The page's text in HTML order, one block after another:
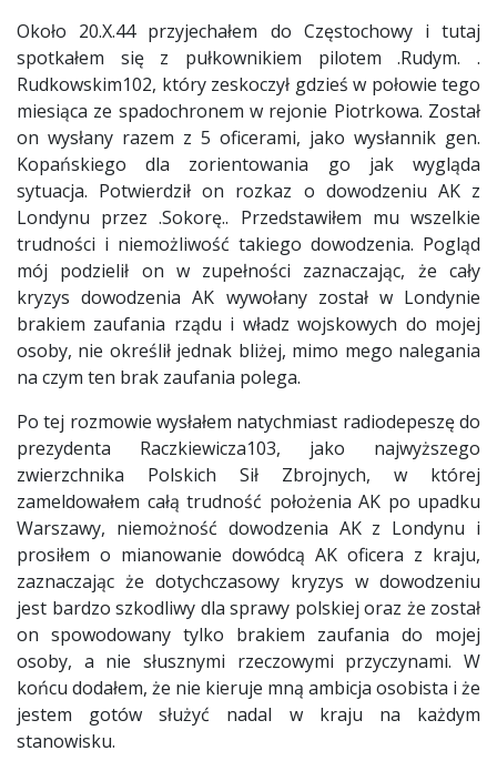
Około 20.X.44 przyjechałem do Częstochowy i tutaj
spotkałem się z pułkownikiem pilotem .Rudym. .
Rudkowskim102, który zeskoczył gdzieś w połowie tego
miesiąca ze spadochronem w rejonie Piotrkowa. Został
on wysłany razem z 5 oficerami, jako wysłannik gen.
Kopańskiego dla zorientowania go jak wygląda
sytuacja. Potwierdził on rozkaz o dowodzeniu AK z
Londynu przez .Sokorę.. Przedstawiłem mu wszelkie
trudności i niemożliwość takiego dowodzenia. Pogląd
mój podzielił on w zupełności zaznaczając, że cały
kryzys dowodzenia AK wywołany został w Londynie
brakiem zaufania rządu i władz wojskowych do mojej
osoby, nie określił jednak bliżej, mimo mego nalegania
na czym ten brak zaufania polega.
Po tej rozmowie wysłałem natychmiast radiodepeszę do
prezydenta Raczkiewicza103, jako najwyższego
zwierzchnika Polskich Sił Zbrojnych, w której
zameldowałem całą trudność położenia AK po upadku
Warszawy, niemożność dowodzenia AK z Londynu i
prosiłem o mianowanie dowódcą AK oficera z kraju,
zaznaczając że dotychczasowy kryzys w dowodzeniu
jest bardzo szkodliwy dla sprawy polskiej oraz że został
on spowodowany tylko brakiem zaufania do mojej
osoby, a nie słusznymi rzeczowymi przyczynami. W
końcu dodałem, że nie kieruje mną ambicja osobista i że
jestem gotów służyć nadal w kraju na każdym
stanowisku.